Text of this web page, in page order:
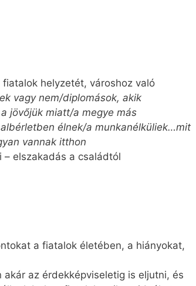
helyzetét, városhoz való
vagy nem/diplomások, akik
jövőjük miatt/a megye más
élnek/a munkanélküliek…mit
vannak itthon
elszakadás a családtól
a fiatalok életében, a hiányokat,
az érdekképviseletig is eljutni, és